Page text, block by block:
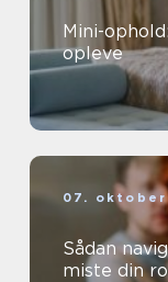
Mini-
opleve
07. oktober
Sådan
miste din ro